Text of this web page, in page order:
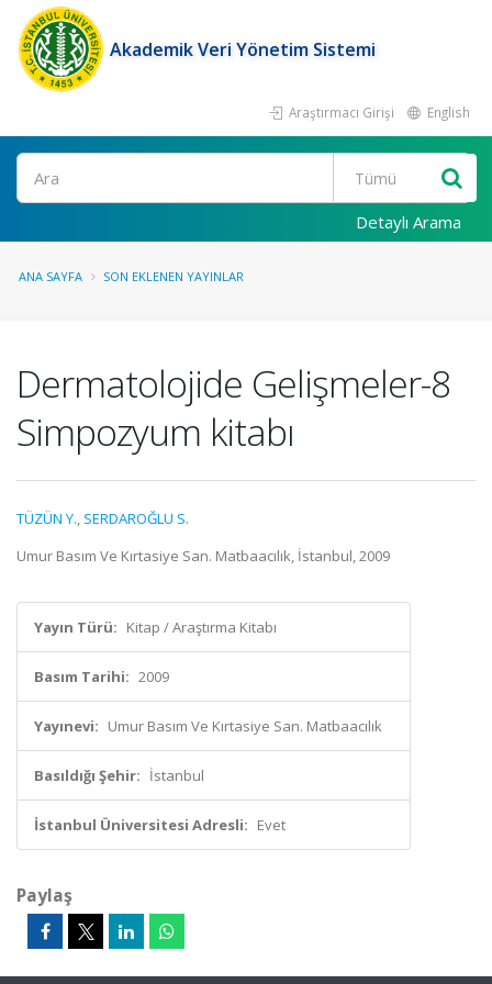
Akademik Veri Yönetim Sistemi
Araştırmacı Girişi English
Ara
Detaylı Arama
ANA SAYFA SON EKLENEN YAYINLAR
Dermatolojide Gelişmeler-8
Simpozyum kitabı
TÜZÜN Y., SERDAROĞLU S.
Umur Basım Ve Kırtasiye San. Matbaacılık, İstanbul, 2009
Yayın Türü: Kitap / Araştırma Kitabı
Basım Tarihi: 2009
Yayınevi: Umur Basım Ve Kırtasiye San. Matbaacılık
Basıldığı Şehir: İstanbul
İstanbul Üniversitesi Adresli: Evet
Paylaş